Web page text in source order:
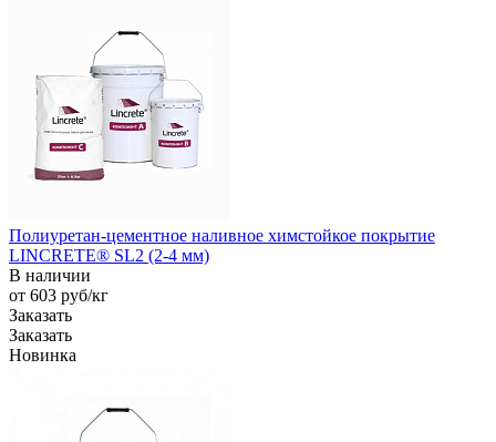
Полиуретан-цементное наливное химстойкое покрытие
LINCRETE® SL2 (2-4 мм)
В наличии
от 603 руб/кг
Заказать
Заказать
Новинка